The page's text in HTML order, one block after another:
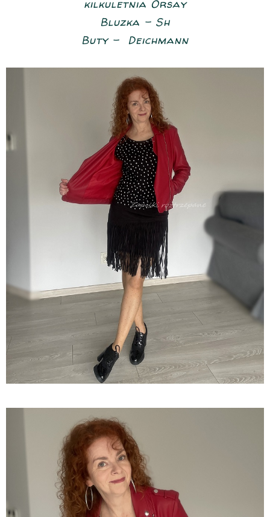
kilkuletnia Orsay
Bluzka - Sh
Buty - Deichmann